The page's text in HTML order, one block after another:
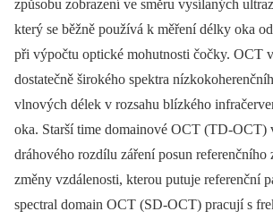
způsobu zobrazení ve směru vysílaných
který se běžně používá k měření délky oka
při výpočtu optické mohutnosti čočky. OCT
dostatečně širokého spektra
vlnových délek v rozsahu blízkého
oka. Starší time domainové OCT (TD-OCT)
dráhového rozdílu záření posun referenčního
změny vzdálenosti, kterou putuje referenční
spectral domain OCT (SD-OCT) pracují s